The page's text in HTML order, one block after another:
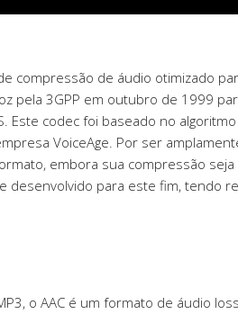
compressão de áudio otimizado
pela 3GPP em outubro de 1999
Este codec foi baseado no
VoiceAge. Por ser
embora sua compressão
desenvolvido para este fim, tendo
o AAC é um formato de áudio